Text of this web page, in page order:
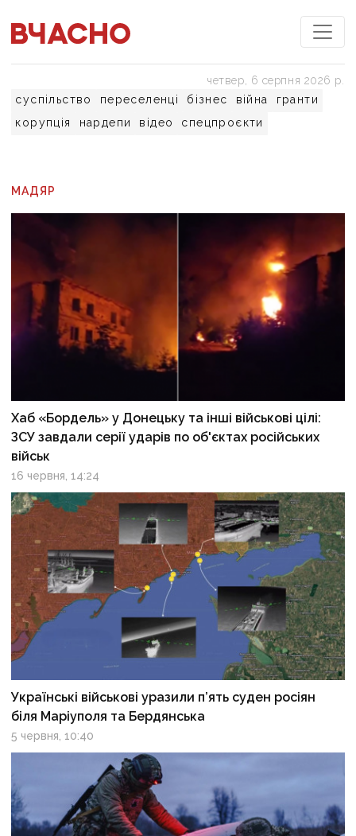
суспільство переселенці бізнес війна
гранти
корупція
нардепи відео спецпроєкти
четвер, 6 серпня 2026 р.
МАДЯР
Хаб «Бордель» у Донецьку та інші військові цілі:
ЗСУ завдали серії ударів по об'єктах російських
військ
16 червня, 14:24
Українські військові уразили п’ять суден росіян
біля Маріуполя та Бердянська
5 червня, 10:40